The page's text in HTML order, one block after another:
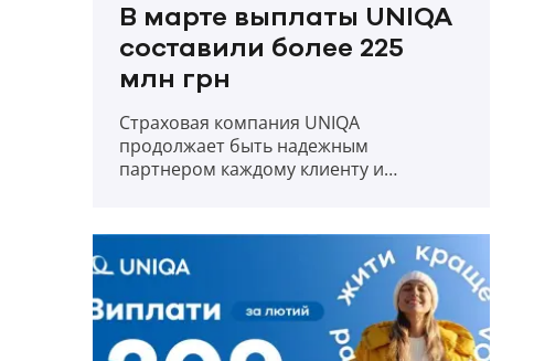
В марте выплаты UNIQA
составили более 225
млн грн
Страховая компания UNIQA
продолжает быть надежным
партнером каждому клиенту и